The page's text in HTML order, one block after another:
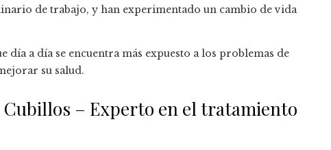
de trabajo, y han experimentado un cambio de vida
día a día se encuentra más expuesto a los problemas de
su salud.
– Experto en el tratamiento